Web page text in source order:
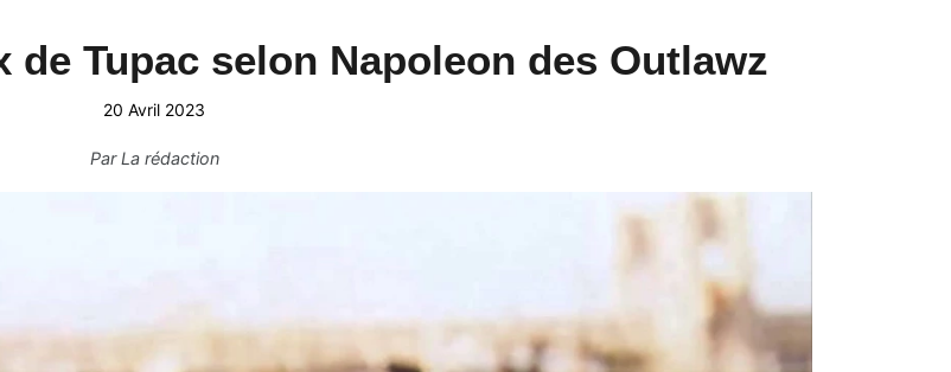
Tupac selon Napoleon des Outlawz
20 Avril 2023
ParLa rédaction